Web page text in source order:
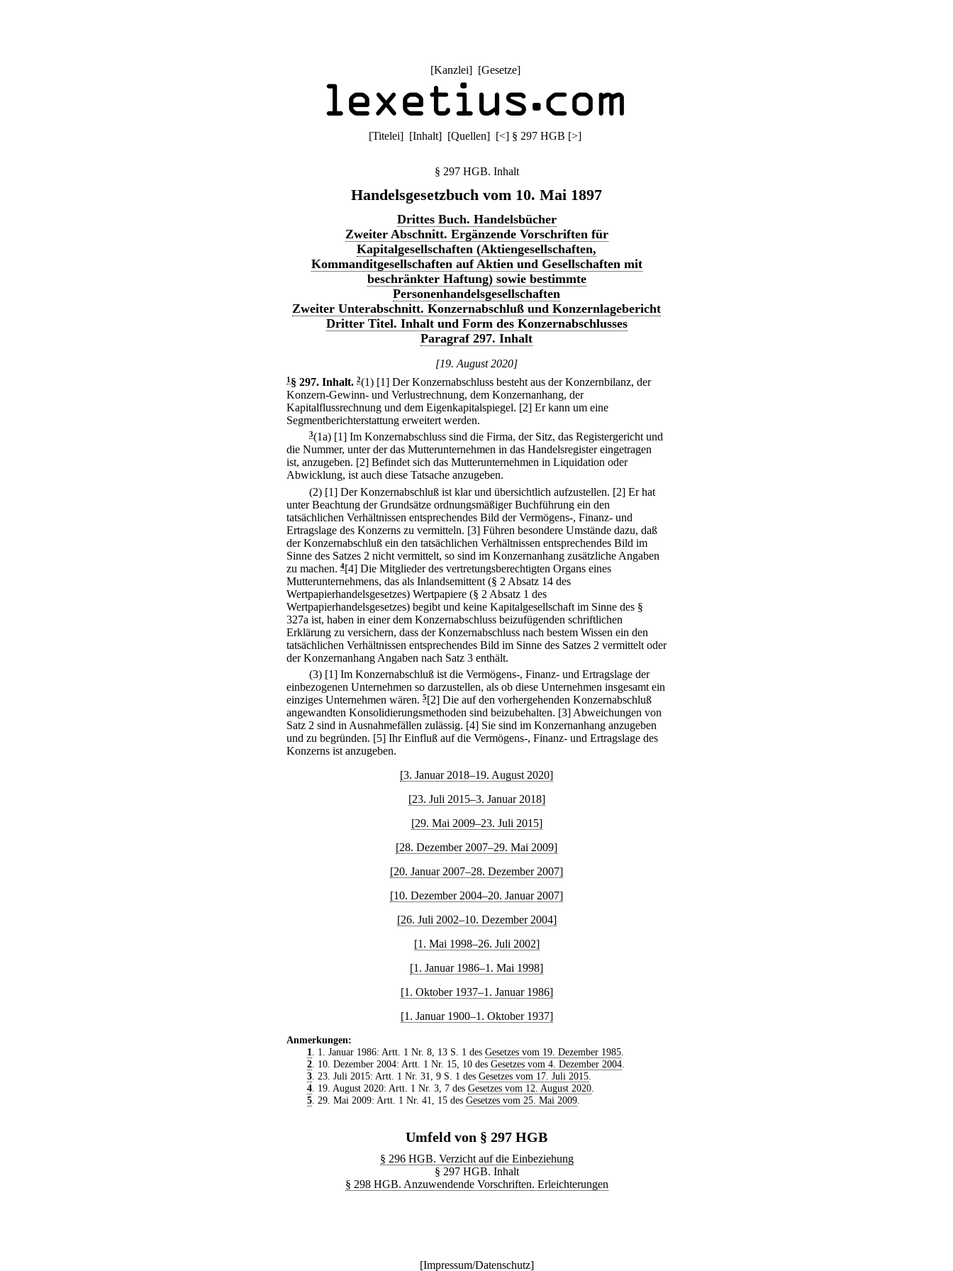
[Kanzlei] [Gesetze]
[Titelei] [Inhalt] [Quellen] [<] § 297 HGB [>]
§ 297 HGB. Inhalt
Handelsgesetzbuch vom 10. Mai 1897
Drittes Buch. Handelsbücher
Zweiter Abschnitt. Ergänzende Vorschriften für
Kapitalgesellschaften (Aktiengesellschaften,
Kommanditgesellschaften auf Aktien und Gesellschaften mit
beschränkter Haftung) sowie bestimmte
Personenhandelsgesellschaften
Zweiter Unterabschnitt. Konzernabschluß und Konzernlagebericht
Dritter Titel. Inhalt und Form des Konzernabschlusses
Paragraf 297. Inhalt
[19. August 2020]
1 § 297. Inhalt. 2(1) [1] Der Konzernabschluss besteht aus der Konzernbilanz, der
Konzern-Gewinn- und Verlustrechnung, dem Konzernanhang, der
Kapitalflussrechnung und dem Eigenkapitalspiegel. [2] Er kann um eine
Segmentberichterstattung erweitert werden.
3(1a) [1] Im Konzernabschluss sind die Firma, der Sitz, das Registergericht und
die Nummer, unter der das Mutterunternehmen in das Handelsregister eingetragen
ist, anzugeben. [2] Befindet sich das Mutterunternehmen in Liquidation oder
Abwicklung, ist auch diese Tatsache anzugeben.
(2) [1] Der Konzernabschluß ist klar und übersichtlich aufzustellen. [2] Er hat
unter Beachtung der Grundsätze ordnungsmäßiger Buchführung ein den
tatsächlichen Verhältnissen entsprechendes Bild der Vermögens-, Finanz- und
Ertragslage des Konzerns zu vermitteln. [3] Führen besondere Umstände dazu, daß
der Konzernabschluß ein den tatsächlichen Verhältnissen entsprechendes Bild im
Sinne des Satzes 2 nicht vermittelt, so sind im Konzernanhang zusätzliche Angaben
zu machen. 4[4] Die Mitglieder des vertretungsberechtigten Organs eines
Mutterunternehmens, das als Inlandsemittent (§ 2 Absatz 14 des
Wertpapierhandelsgesetzes) Wertpapiere (§ 2 Absatz 1 des
Wertpapierhandelsgesetzes) begibt und keine Kapitalgesellschaft im Sinne des §
327a ist, haben in einer dem Konzernabschluss beizufügenden schriftlichen
Erklärung zu versichern, dass der Konzernabschluss nach bestem Wissen ein den
tatsächlichen Verhältnissen entsprechendes Bild im Sinne des Satzes 2 vermittelt oder
der Konzernanhang Angaben nach Satz 3 enthält.
(3) [1] Im Konzernabschluß ist die Vermögens-, Finanz- und Ertragslage der
einbezogenen Unternehmen so darzustellen, als ob diese Unternehmen insgesamt ein
einziges Unternehmen wären. 5[2] Die auf den vorhergehenden Konzernabschluß
angewandten Konsolidierungsmethoden sind beizubehalten. [3] Abweichungen von
Satz 2 sind in Ausnahmefällen zulässig. [4] Sie sind im Konzernanhang anzugeben
und zu begründen. [5] Ihr Einfluß auf die Vermögens-, Finanz- und Ertragslage des
Konzerns ist anzugeben.
[3. Januar 2018–19. August 2020]
[23. Juli 2015–3. Januar 2018]
[29. Mai 2009–23. Juli 2015]
[28. Dezember 2007–29. Mai 2009]
[20. Januar 2007–28. Dezember 2007]
[10. Dezember 2004–20. Januar 2007]
[26. Juli 2002–10. Dezember 2004]
[1. Mai 1998–26. Juli 2002]
[1. Januar 1986–1. Mai 1998]
[1. Oktober 1937–1. Januar 1986]
[1. Januar 1900–1. Oktober 1937]
Anmerkungen:
1
. 1. Januar 1986: Artt. 1 Nr. 8, 13 S. 1 des Gesetzes vom 19. Dezember 1985.
2. 10. Dezember 2004: Artt. 1 Nr. 15, 10 des Gesetzes vom 4. Dezember 2004.
3. 23. Juli 2015: Artt. 1 Nr. 31, 9 S. 1 des Gesetzes vom 17. Juli 2015.
4. 19. August 2020: Artt. 1 Nr. 3, 7 des Gesetzes vom 12. August 2020.
5. 29. Mai 2009: Artt. 1 Nr. 41, 15 des Gesetzes vom 25. Mai 2009.
Umfeld von § 297 HGB
§ 296 HGB. Verzicht auf die Einbeziehung
§ 297 HGB. Inhalt
§ 298 HGB. Anzuwendende Vorschriften. Erleichterungen
[Impressum/Datenschutz]